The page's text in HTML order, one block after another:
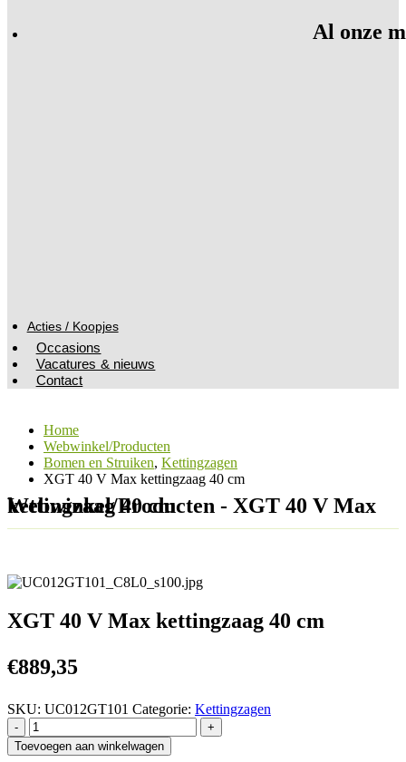
Al onze
Acties / Koopjes
Occasions
Vacatures & nieuws
Contact
Home
Webwinkel/Producten
Bomen en Struiken, Kettingzagen
XGT 40 V Max kettingzaag 40 cm
Webwinkel/Producten - XGT 40 V Max kettingzaag 40 cm
XGT 40 V Max kettingzaag 40 cm
€889,35
SKU: UC012GT101 Categorie: Kettingzagen
-
+
Toevoegen aan winkelwagen